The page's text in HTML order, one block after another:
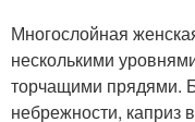
Многослойная
несколькими
торчащими прядями.
небрежности, каприз